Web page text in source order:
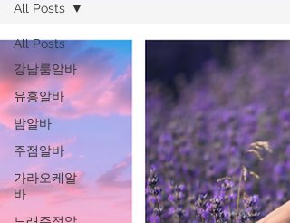
All Posts
강남룸알바
유흥알바
밤알바
주점알바
가라오케알
바
All Posts